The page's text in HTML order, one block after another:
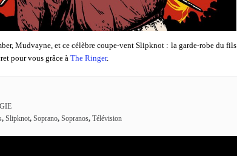
Mudvayne, et ce célèbre coupe-vent Slipknot : la garde-robe du fils
pour vous grâce à The Ringer.
, Slipknot, Soprano, Sopranos, Télévision